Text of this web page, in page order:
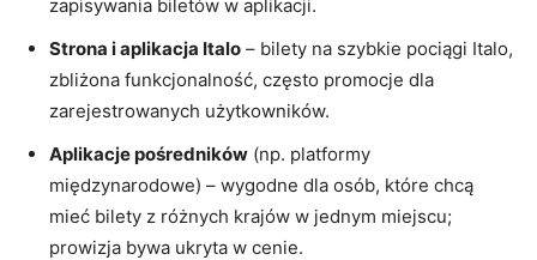
zapisywania biletów w aplikacji.
Strona i aplikacja Italo – bilety na szybkie pociągi Italo,
zbliżona funkcjonalność, często promocje dla
zarejestrowanych użytkowników.
Aplikacje pośredników (np. platformy
międzynarodowe) – wygodne dla osób, które chcą
mieć bilety z różnych krajów w jednym miejscu;
prowizja bywa ukryta w cenie.